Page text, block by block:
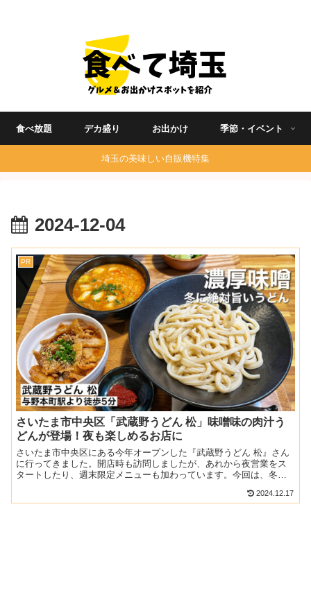
食べ放題 デカ盛り お出かけ 季節・イベント
埼玉の美味しい自販機特集
2024-12-04
PR
さいたま市中央区「武蔵野うどん 松」味噌味の肉汁う
どんが登場！夜も楽しめるお店に
さいたま市中央区にある今年オープンした『武蔵野うどん 松』さん
に行ってきました。開店時も訪問しましたが、あれから夜営業をス
タートしたり、週末限定メニューも加わっています。今回は、冬メ
2024.12.17